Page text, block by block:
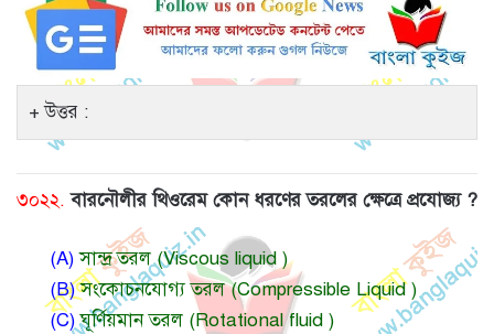
উত্তর :
৩০২২. বারনৌলীর থিওরেম কোন ধরণের তরলের ক্ষেত্রে প্রযোজ্য ?
(A)সান্দ্র তরল (Viscous liquid )
(B)সংকোচনযোগ্য তরল (Compressible Liquid )
(C)ঘূর্ণিয়মান তরল (Rotational fluid )